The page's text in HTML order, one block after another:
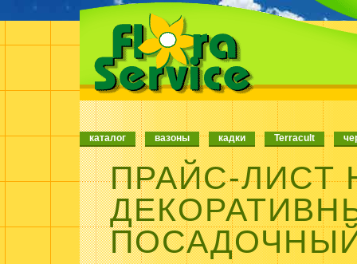
каталог вазоны кадки Terracult
ПРАЙС-ЛИСТ